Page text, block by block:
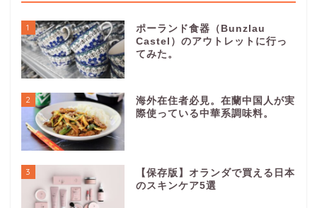
1
ポーランド食器（Bunzlau
Castel）のアウトレットに行っ
てみた。
2
海外在住者必見。在蘭中国人が実
際使っている中華系調味料。
3
【保存版】オランダで買える日本
のスキンケア5選